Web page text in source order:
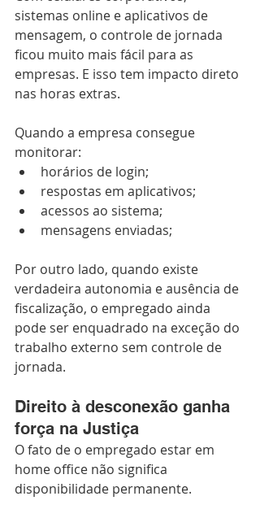
sistemas online e aplicativos de
mensagem, o controle de jornada
ficou muito mais fácil para as
empresas. E isso tem impacto direto
nas horas extras.
Quando a empresa consegue
monitorar:
horários de login;
respostas em aplicativos;
acessos ao sistema;
mensagens enviadas;
Por outro lado, quando existe
verdadeira autonomia e ausência de
fiscalização, o empregado ainda
pode ser enquadrado na exceção do
trabalho externo sem controle de
jornada.
Direito à desconexão ganha
força na Justiça
O fato de o empregado estar em
home office não significa
disponibilidade permanente.